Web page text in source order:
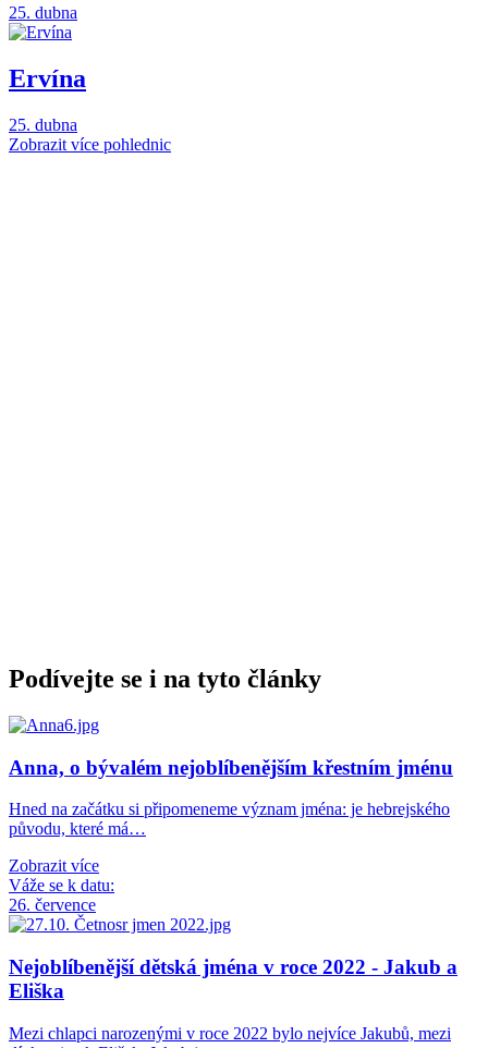
25. dubna
Ervína
25. dubna
Zobrazit více pohlednic
Podívejte se i na tyto články
Anna, o bývalém nejoblíbenějším křestním jménu
Hned na začátku si připomeneme význam jména: je hebrejského
původu, které má…
Zobrazit více
Váže se k datu:
26. července
Nejoblíbenější dětská jména v roce 2022 - Jakub a
Eliška
Mezi chlapci narozenými v roce 2022 bylo nejvíce Jakubů, mezi